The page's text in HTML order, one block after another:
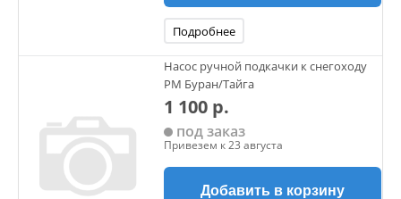
Подробнее
Насос ручной подкачки к снегоходу
РМ Буран/Тайга
1 100 р.
под заказ
Привезем к 23 августа
Добавить в корзину